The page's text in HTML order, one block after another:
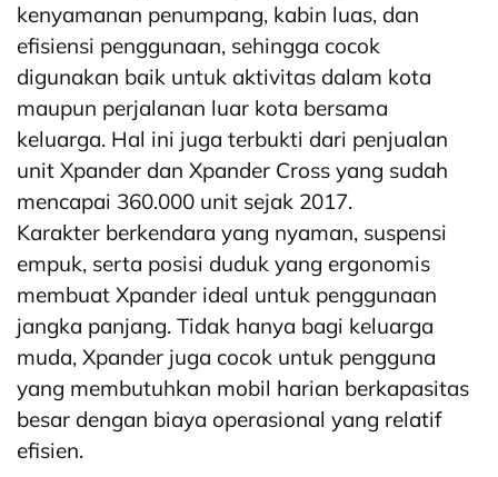
kenyamanan penumpang, kabin luas, dan
efisiensi penggunaan, sehingga cocok
digunakan baik untuk aktivitas dalam kota
maupun perjalanan luar kota bersama
keluarga. Hal ini juga terbukti dari penjualan
unit Xpander dan Xpander Cross yang sudah
mencapai 360.000 unit sejak 2017.
Karakter berkendara yang nyaman, suspensi
empuk, serta posisi duduk yang ergonomis
membuat Xpander ideal untuk penggunaan
jangka panjang. Tidak hanya bagi keluarga
muda, Xpander juga cocok untuk pengguna
yang membutuhkan mobil harian berkapasitas
besar dengan biaya operasional yang relatif
efisien.